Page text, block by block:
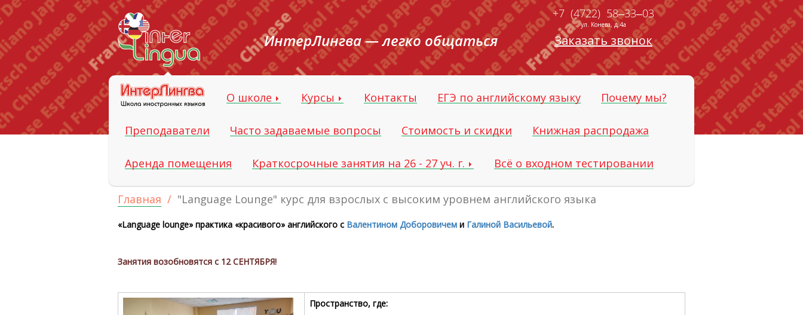
ИнтерЛингва — легко общаться
+7 (4722) 58‒33‒03
ул. Конева, д.4а
Заказать звонок
О школе Курсы Контакты ЕГЭ по английскому языку Почему мы?
Преподаватели Часто задаваемые вопросы Стоимость и скидки Книжная распродажа
Аренда помещения Краткосрочные занятия на 26 - 27 уч. г. Всё о входном тестировании
Главная "Language Lounge" курс для взрослых с высоким уровнем английского языка
«Language lounge» практика «красивого» английского с Валентином Доборовичем и Галиной Васильевой.
Занятия возобновятся с 12 СЕНТЯБРЯ!
Пространство, где: